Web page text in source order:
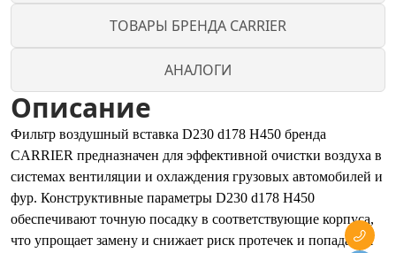
ТОВАРЫ БРЕНДА CARRIER
АНАЛОГИ
Описание
Фильтр воздушный вставка D230 d178 H450 бренда
CARRIER предназначен для эффективной очистки воздуха в
системах вентиляции и охлаждения грузовых автомобилей и
фур. Конструктивные параметры D230 d178 H450
обеспечивают точную посадку в соответствующие корпуса,
что упрощает замену и снижает риск протечек и попадания